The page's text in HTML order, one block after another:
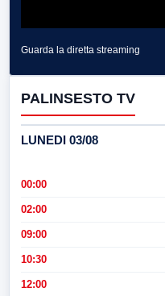
Guarda la diretta streaming
PALINSESTO TV
LUNEDI 03/08
00:00
02:00
09:00
10:30
12:00